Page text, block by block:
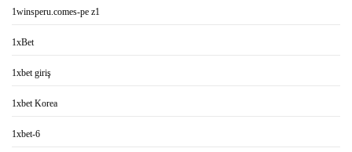
1winsperu.comes-pe z1
1xBet
1xbet giriş
1xbet Korea
1xbet-6